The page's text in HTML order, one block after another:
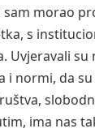
sam morao
s
Uvjeravali su
i normi, da
ima nas